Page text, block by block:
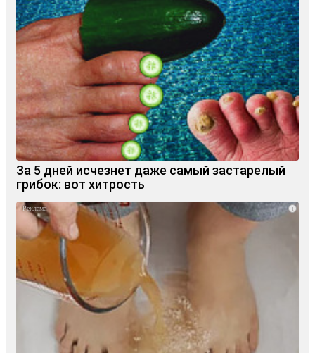
За 5 дней исчезнет даже самый застарелый
грибок: вот хитрость
i